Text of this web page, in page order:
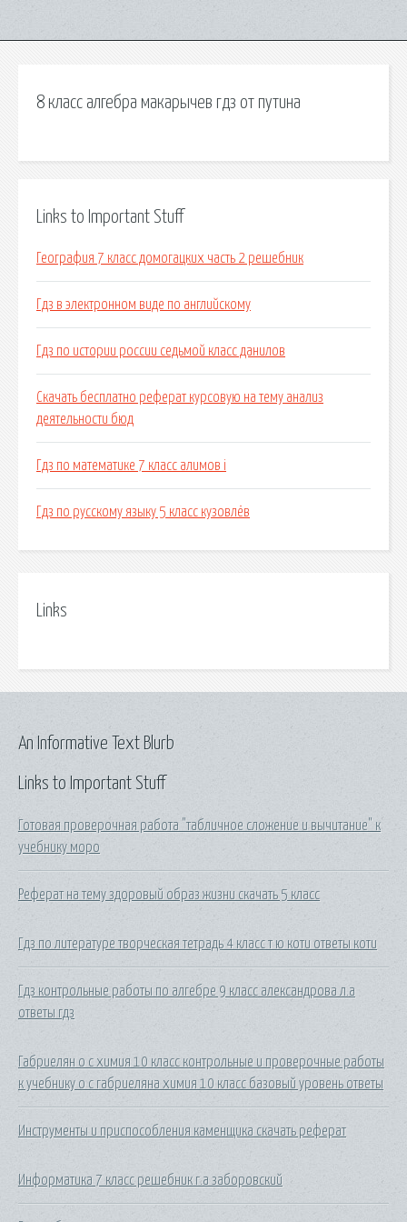
8 класс алгебра макарычев гдз от путина
Links to Important Stuff
География 7 класс домогацких часть 2 решебник
Гдз в электронном виде по английскому
Гдз по истории россии седьмой класс данилов
Скачать бесплатно реферат курсовую на тему анализ
деятельности бюд
Гдз по математике 7 класс алимов i
Гдз по русскому языку 5 класс кузовлёв
Links
Links to Important Stuff
Готовая проверочная работа "табличное сложение и вычитание" к
учебнику моро
Реферат на тему здоровый образ жизни скачать 5 класс
Гдз по литературе творческая тетрадь 4 класс т ю коти ответы коти
Гдз контрольные работы по алгебре 9 класс александрова л.а
ответы гдз
Габриелян о с химия 10 класс контрольные и проверочные работы
к учебнику о с габриеляна химия 10 класс базовый уровень ответы
Инструменты и приспособления каменщика скачать реферат
Информатика 7 класс решебник г.а заборовский
An Informative Text Blurb